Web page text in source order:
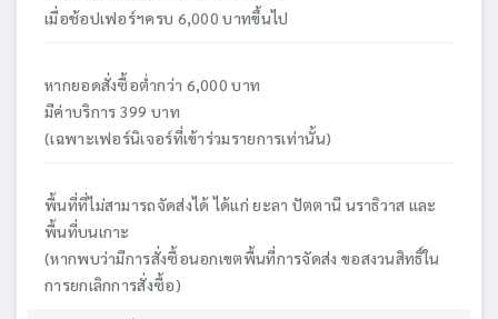
เมื่อช้อปเฟอร์ฯครบ 6,000 บาทขึ้นไป
หากยอดสั่งซื้อต่ำกว่า 6,000 บาท
มีค่าบริการ 399 บาท
(เฉพาะเฟอร์นิเจอร์ที่เข้าร่วมรายการเท่านั้น)
พื้นที่ที่ไม่สามารถจัดส่งได้ ได้แก่ ยะลา ปัตตานี นราธิวาส และ
พื้นที่บนเกาะ
(หากพบว่ามีการสั่งซื้อนอกเขตพื้นที่การจัดส่ง ขอสงวนสิทธิ์ใน
การยกเลิกการสั่งซื้อ)